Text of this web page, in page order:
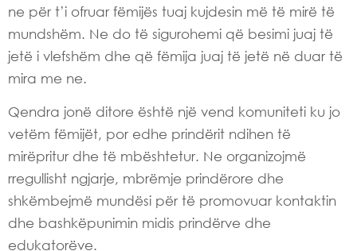
ne për t’i ofruar fëmijës tuaj kujdesin më të mirë të
mundshëm. Ne do të sigurohemi që besimi juaj të
jetë i vlefshëm dhe që fëmija juaj të jetë në duar të
mira me ne.
Qendra jonë ditore është një vend komuniteti ku jo
vetëm fëmijët, por edhe prindërit ndihen të
mirëpritur dhe të mbështetur. Ne organizojmë
rregullisht ngjarje, mbrëmje prindërore dhe
shkëmbejmë mundësi për të promovuar kontaktin
dhe bashkëpunimin midis prindërve dhe
edukatorëve.